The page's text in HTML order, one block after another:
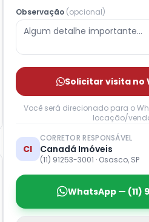
Observação (opcional)
Solicitar visita no
Você será direcionado para o
locação/
CI
CORRETOR RESPONSÁVEL
Canadá Imóveis
(11) 91253-3001 · Osasco, SP
WhatsApp — (11)